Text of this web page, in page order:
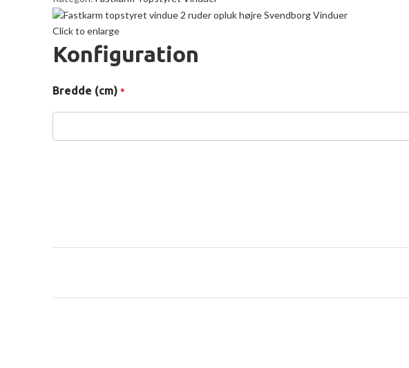
Click to enlarge
Konfiguration
Bredde (cm) *